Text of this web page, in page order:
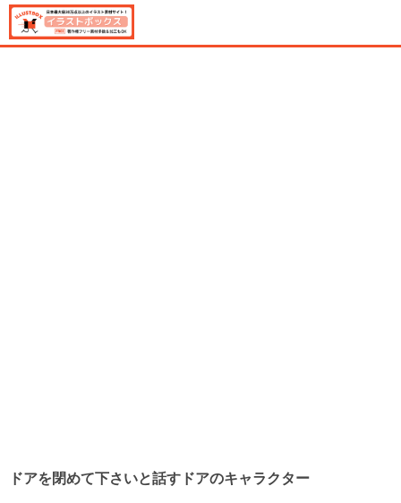
ドアを閉めて下さいと話すドアのキャラクター